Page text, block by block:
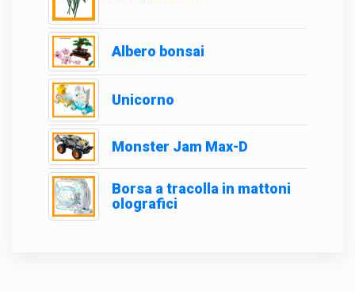
Albero bonsai
Unicorno
Monster Jam Max-D
Borsa a tracolla in mattoni
olografici